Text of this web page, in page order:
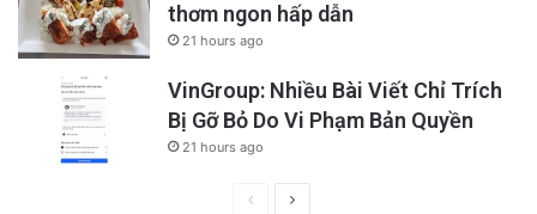
thơm ngon hấp dẫn
21 hours ago
VinGroup: Nhiều Bài Viết Chỉ Trích
Bị Gỡ Bỏ Do Vi Phạm Bản Quyền
21 hours ago
PreviousNext